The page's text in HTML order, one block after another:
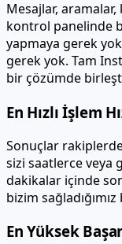
Mesajlar,
kontrol panelinde
yapmaya gerek
gerek yok. Tam
bir çözümde
En Hızlı İşlem
Sonuçlar
sizi saatlerce veya
dakikalar içinde
bizim
En Yüksek